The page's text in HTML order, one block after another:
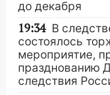
до декабря
19:34 В
состоялось
мероприятие,
празднованию
следствия